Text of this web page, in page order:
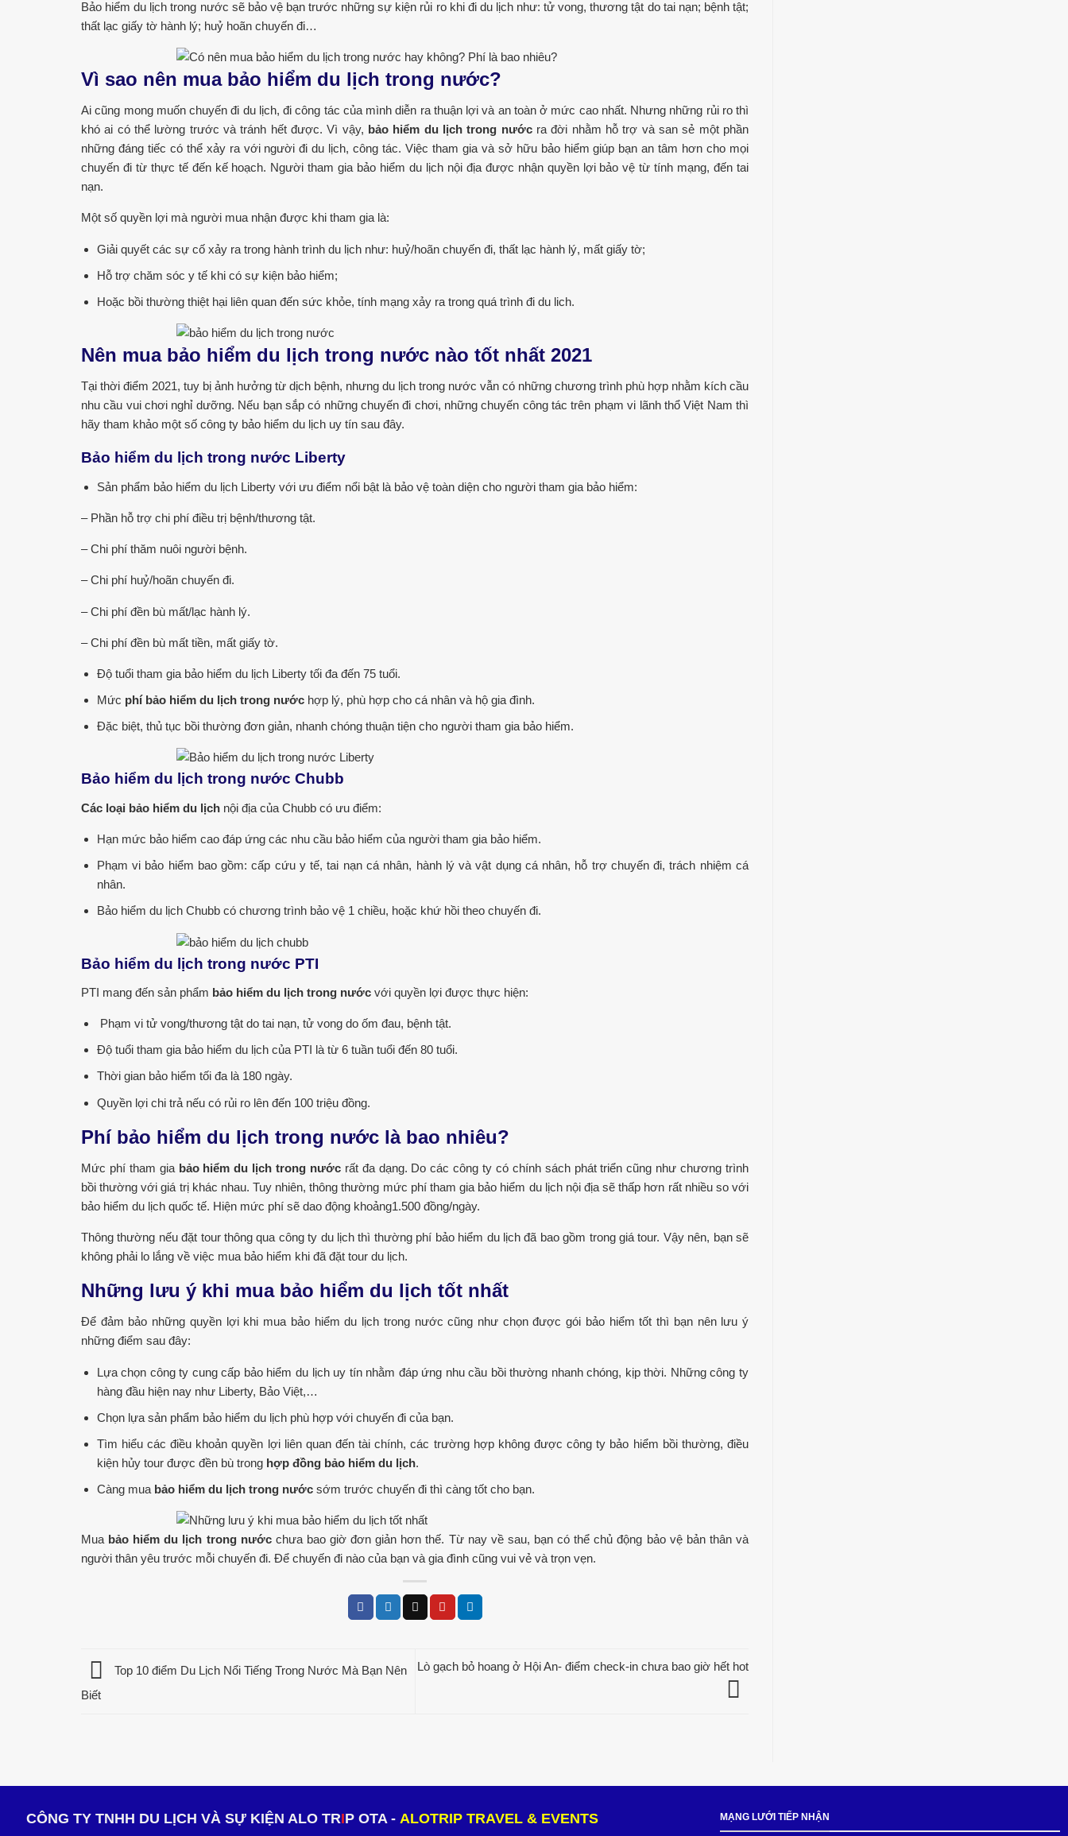
Bảo hiểm du lịch trong nước sẽ bảo vệ bạn trước những sự kiện rủi ro khi đi du lịch như: tử vong, thương tật do tai nạn; bệnh tật;
thất lạc giấy tờ hành lý; huỷ hoãn chuyến đi…
Vì sao nên mua bảo hiểm du lịch trong nước?
Ai cũng mong muốn chuyến đi du lịch, đi công tác của mình diễn ra thuận lợi và an toàn ở mức cao nhất. Nhưng những rủi ro thì
khó ai có thể lường trước và tránh hết được. Vì vậy, bảo hiểm du lịch trong nướcra đời nhằm hỗ trợ và san sẻ một phần
những đáng tiếc có thể xảy ra với người đi du lịch, công tác. Việc tham gia và sở hữu bảo hiểm giúp bạn an tâm hơn cho mọi
chuyến đi từ thực tế đến kế hoạch. Người tham gia bảo hiểm du lịch nội địa được nhận quyền lợi bảo vệ từ tính mạng, đến tai
nạn.
Một số quyền lợi mà người mua nhận được khi tham gia là:
Giải quyết các sự cố xảy ra trong hành trình du lịch như: huỷ/hoãn chuyến đi, thất lạc hành lý, mất giấy tờ;
Hỗ trợ chăm sóc y tế khi có sự kiện bảo hiểm;
Hoặc bồi thường thiệt hại liên quan đến sức khỏe, tính mạng xảy ra trong quá trình đi du lich.
Nên mua bảo hiểm du lịch trong nước nào tốt nhất 2021
Tại thời điểm 2021, tuy bị ảnh hưởng từ dịch bệnh, nhưng du lịch trong nước vẫn có những chương trình phù hợp nhằm kích cầu
nhu cầu vui chơi nghỉ dưỡng. Nếu bạn sắp có những chuyến đi chơi, những chuyến công tác trên phạm vi lãnh thổ Việt Nam thì
hãy tham khảo một số công ty bảo hiểm du lịch uy tín sau đây.
Bảo hiểm du lịch trong nước Liberty
Sản phẩm bảo hiểm du lịch Liberty với ưu điểm nổi bật là bảo vệ toàn diện cho người tham gia bảo hiểm:
– Phần hỗ trợ chi phí điều trị bệnh/thương tật.
– Chi phí thăm nuôi người bệnh.
– Chi phí huỷ/hoãn chuyến đi.
– Chi phí đền bù mất/lạc hành lý.
– Chi phí đền bù mất tiền, mất giấy tờ.
Độ tuổi tham gia bảo hiểm du lịch Liberty tối đa đến 75 tuổi.
Mức phí bảo hiểm du lịch trong nướchợp lý, phù hợp cho cá nhân và hộ gia đình.
Đặc biệt, thủ tục bồi thường đơn giản, nhanh chóng thuận tiện cho người tham gia bảo hiểm.
Bảo hiểm du lịch trong nước Chubb
Các loại bảo hiểm du lịch nội địa của Chubb có ưu điểm:
Hạn mức bảo hiểm cao đáp ứng các nhu cầu bảo hiểm của người tham gia bảo hiểm.
Phạm vi bảo hiểm bao gồm: cấp cứu y tế, tai nạn cá nhân, hành lý và vật dụng cá nhân, hỗ trợ chuyến đi, trách nhiệm cá
nhân.
Bảo hiểm du lịch Chubb có chương trình bảo vệ 1 chiều, hoặc khứ hồi theo chuyến đi.
Bảo hiểm du lịch trong nước PTI
PTI mang đến sản phẩm bảo hiểm du lịch trong nước với quyền lợi được thực hiện:
Phạm vi tử vong/thương tật do tai nạn, tử vong do ốm đau, bệnh tật.
Độ tuổi tham gia bảo hiểm du lịch của PTI là từ 6 tuần tuổi đến 80 tuổi.
Thời gian bảo hiểm tối đa là 180 ngày.
Quyền lợi chi trả nếu có rủi ro lên đến 100 triệu đồng.
Phí bảo hiểm du lịch trong nước là bao nhiêu?
Mức phí tham gia bảo hiểm du lịch trong nướcrất đa dạng. Do các công ty có chính sách phát triển cũng như chương trình
bồi thường với giá trị khác nhau. Tuy nhiên, thông thường mức phí tham gia bảo hiểm du lịch nội địa sẽ thấp hơn rất nhiều so với
bảo hiểm du lịch quốc tế. Hiện mức phí sẽ dao động khoảng1.500 đồng/ngày.
Thông thường nếu đặt tour thông qua công ty du lịch thì thường phí bảo hiểm du lịch đã bao gồm trong giá tour. Vậy nên, bạn sẽ
không phải lo lắng về việc mua bảo hiểm khi đã đặt tour du lịch.
Những lưu ý khi mua bảo hiểm du lịch tốt nhất
Để đảm bảo những quyền lợi khi mua bảo hiểm du lịch trong nước cũng như chọn được gói bảo hiểm tốt thì bạn nên lưu ý
những điểm sau đây:
Lựa chọn công ty cung cấp bảo hiểm du lịch uy tín nhằm đáp ứng nhu cầu bồi thường nhanh chóng, kịp thời. Những công ty
hàng đầu hiện nay như Liberty, Bảo Việt,…
Chọn lựa sản phẩm bảo hiểm du lịch phù hợp với chuyến đi của bạn.
Tìm hiểu các điều khoản quyền lợi liên quan đến tài chính, các trường hợp không được công ty bảo hiểm bồi thường, điều
kiện hủy tour được đền bù trong hợp đồng bảo hiểm du lịch.
Càng mua bảo hiểm du lịch trong nướcsớm trước chuyến đi thì càng tốt cho bạn.
Mua bảo hiểm du lịch trong nướcchưa bao giờ đơn giản hơn thế. Từ nay về sau, bạn có thể chủ động bảo vệ bản thân và
người thân yêu trước mỗi chuyến đi. Để chuyến đi nào của bạn và gia đình cũng vui vẻ và trọn vẹn.
Top 10 điểm Du Lịch Nổi Tiếng Trong Nước Mà Bạn Nên
Biết
Lò gạch bỏ hoang ở Hội An- điểm check-in chưa bao giờ hết hot
CÔNG TY TNHH DU LỊCH VÀ SỰ KIỆN ALO TRIP OTA - ALOTRIP TRAVEL & EVENTS MẠNG LƯỚI TIẾP NHẬN